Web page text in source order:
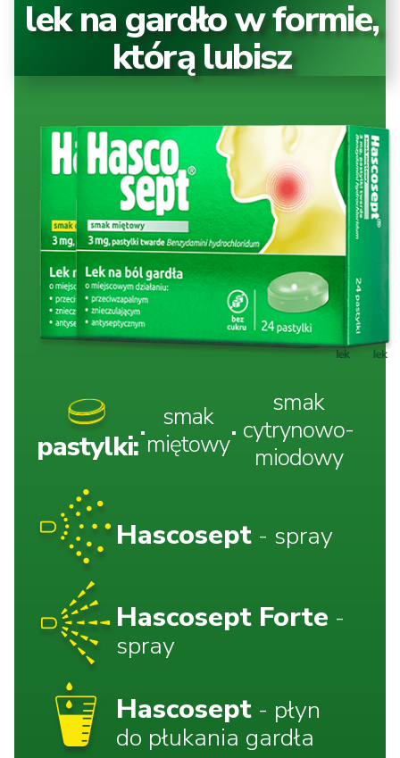
lek na gardło w formie,
którą lubisz
pastylki:
smak
miętowy
smak
cytrynowo-
miodowy
Hascosept - spray
Hascosept Forte -
spray
Hascosept - płyn
do płukania gardła